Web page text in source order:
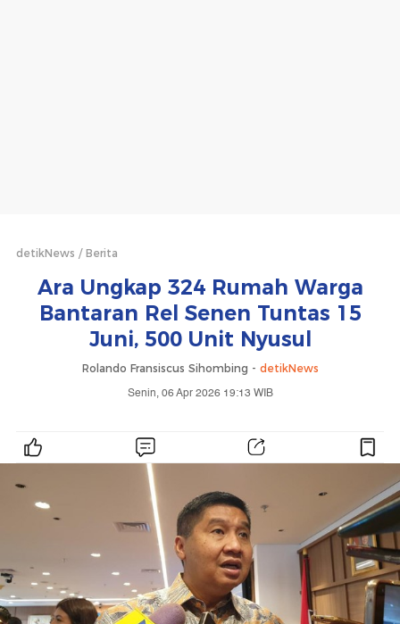
detikNews Berita
Ara Ungkap 324 Rumah Warga
Bantaran Rel Senen Tuntas 15
Juni, 500 Unit Nyusul
Rolando Fransiscus Sihombing - detikNews
Senin, 06 Apr 2026 19:13 WIB